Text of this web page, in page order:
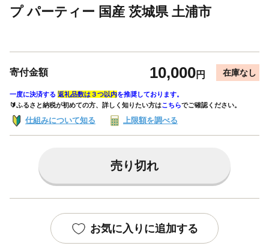
プ パーティー 国産 茨城県 土浦市
寄付金額 10,000円 在庫なし
一度に決済する 返礼品数は３つ以内を推奨しております。
🔰ふるさと納税が初めての方、詳しく知りたい方はこちらでご確認ください。
仕組みについて知る 上限額を調べる
売り切れ
お気に入りに追加する